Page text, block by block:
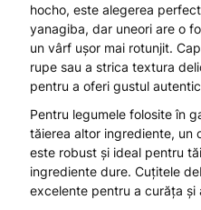
hocho, este alegerea
yanagiba, dar uneori are o
un vârf ușor mai rotunjit.
rupe sau a strica textura
pentru a oferi gustul
Pentru legumele folosite în
tăierea altor ingrediente, un
este robust și ideal pentru
ingrediente dure. Cuțitele
excelente pentru a curăța și